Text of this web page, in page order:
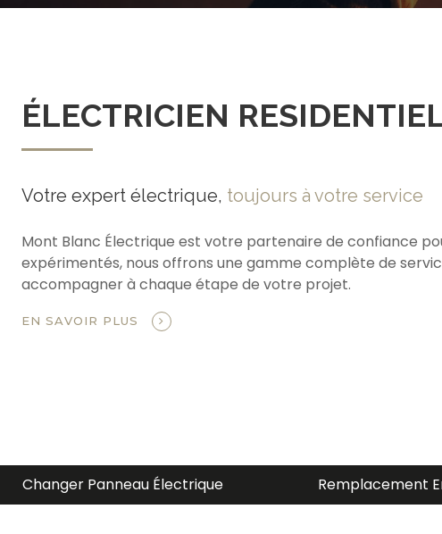
ÉLECTRICIEN
Votre expert électrique, toujours à votre service
Mont Blanc Électrique est votre partenaire de confiance
expérimentés, nous offrons une gamme complète de
accompagner à chaque étape de votre projet.
EN SAVOIR PLUS
Remplacement Entrée Électrique Électricien